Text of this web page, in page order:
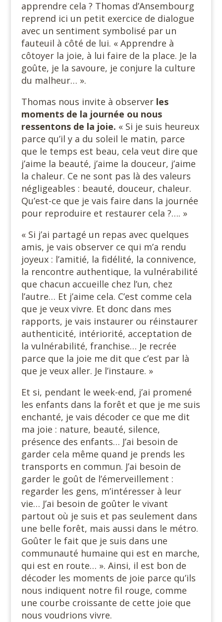
apprendre cela ? Thomas d’Ansembourg
reprend ici un petit exercice de dialogue
avec un sentiment symbolisé par un
fauteuil à côté de lui. « Apprendre à
côtoyer la joie, à lui faire de la place. Je la
goûte, je la savoure, je conjure la culture
du malheur… ».
Thomas nous invite à observer les
moments de la journée ou nous
ressentons de la joie. « Si je suis heureux
parce qu’il y a du soleil le matin, parce
que le temps est beau, cela veut dire que
j’aime la beauté, j’aime la douceur, j’aime
la chaleur. Ce ne sont pas là des valeurs
négligeables : beauté, douceur, chaleur.
Qu’est-ce que je vais faire dans la journée
pour reproduire et restaurer cela ?…. »
« Si j’ai partagé un repas avec quelques
amis, je vais observer ce qui m’a rendu
joyeux : l’amitié, la fidélité, la connivence,
la rencontre authentique, la vulnérabilité
que chacun accueille chez l’un, chez
l’autre… Et j’aime cela. C’est comme cela
que je veux vivre. Et donc dans mes
rapports, je vais instaurer ou réinstaurer
authenticité, intériorité, acceptation de
la vulnérabilité, franchise… Je recrée
parce que la joie me dit que c’est par là
que je veux aller. Je l’instaure. »
Et si, pendant le week-end, j’ai promené
les enfants dans la forêt et que je me suis
enchanté, je vais décoder ce que me dit
ma joie : nature, beauté, silence,
présence des enfants… J’ai besoin de
garder cela même quand je prends les
transports en commun. J’ai besoin de
garder le goût de l’émerveillement :
regarder les gens, m’intéresser à leur
vie… J’ai besoin de goûter le vivant
partout où je suis et pas seulement dans
une belle forêt, mais aussi dans le métro.
Goûter le fait que je suis dans une
communauté humaine qui est en marche,
qui est en route… ». Ainsi, il est bon de
décoder les moments de joie parce qu’ils
nous indiquent notre fil rouge, comme
une courbe croissante de cette joie que
nous voudrions vivre.